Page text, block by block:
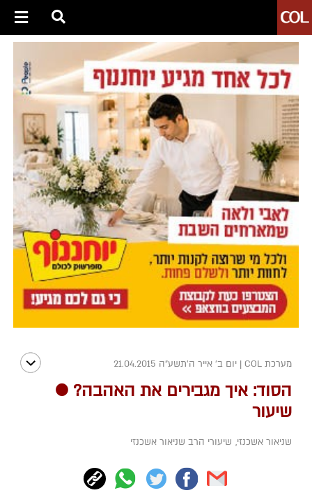
מערכת COL | יום ב' אייר ה׳תשע״ה 21.04.2015
הסוד: איך מגבירים את האהבה? ●
שיעור
שניאור אשכנזי, שיעורי הרב שניאור אשכנזי